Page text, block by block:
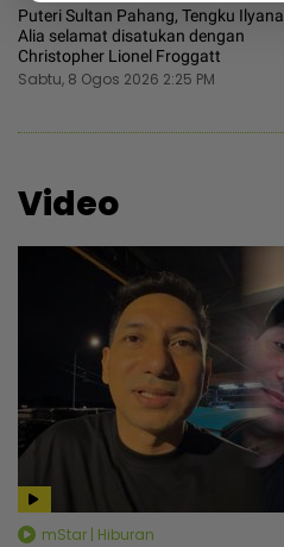
Puteri Sultan Pahang, Tengku Ilyana
Alia selamat disatukan dengan
Christopher Lionel Froggatt
Sabtu, 8 Ogos 2026 2:25 PM
Video
mStar | Hiburan